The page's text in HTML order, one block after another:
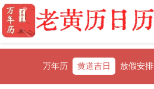
万年历 黄道吉日 放假安排